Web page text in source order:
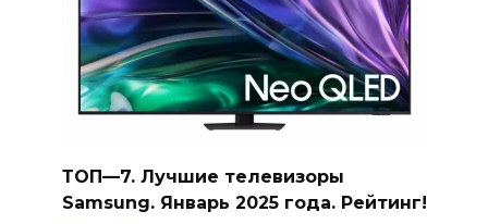
ТОП—7. Лучшие телевизоры
Samsung. Январь 2025 года. Рейтинг!